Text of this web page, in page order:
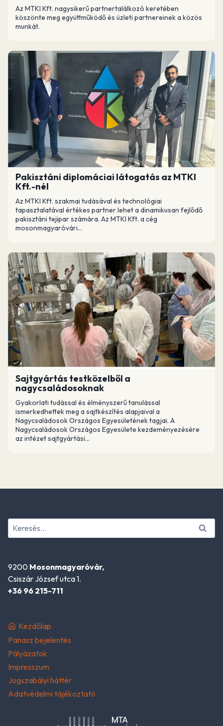
Az MTKI Kft. nagysikerű partnertalálkozó keretében
köszönte meg együttműködő és üzleti partnereinek a közös
munkát.
Pakisztáni diplomáciai látogatás az MTKI
Kft.-nél
Az MTKI Kft. szakmai tudásával és technológiai
tapasztalatával értékes partner lehet a dinamikusan fejlődő
pakisztáni tejipar számára. Az MTKI Kft. a cég
mosonmagyaróvári...
Sajtgyártás testközelből a
nagycsaládosoknak
Gyakorlati tudással és élményszerű tanulással
ismerkedhettek meg a sajtkészítés alapjaival a
Nagycsaládosok Országos Egyesületének tagjai. A
Nagycsaládosok Országos Egyesülete kezdeményezésére
az intézet sajtgyártási...
Keresés:
9200 Mosonmagyaróvár,
Csiszár József utca 1.
+36 96 215-711
Kezdőlap
Panasz bejelentés
Pályázatok
Impresszum
Jogszabályi háttér
Adatvédelmi tájékoztató